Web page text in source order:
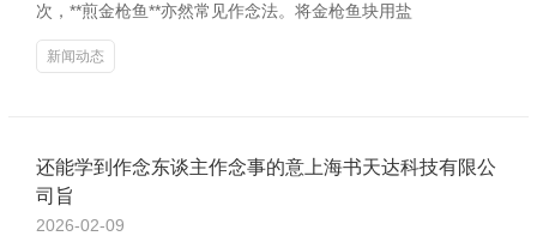
次，**煎金枪鱼**亦然常见作念法。将金枪鱼块用盐
新闻动态
还能学到作念东谈主作念事的意上海书天达科技有限公
司旨
2026-02-09